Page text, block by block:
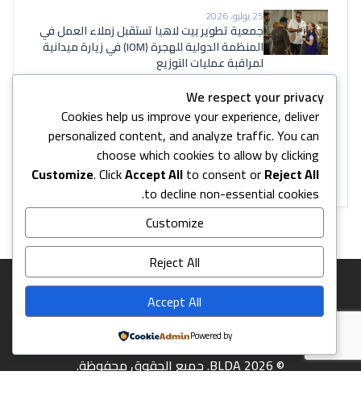
25 يوليو، 2026
جمعية تطوير بيت لاهيا تستقبل زملاء العمل في
المنظمة الدولية للهجرة (IOM) في زيارة ميدانية
لمراقبة عمليات التوزيع
توزيع طرود غذائية طارئة بتبرع كريم من المطبخ
المركزي العالمي
للنزوح بالشراكة مع (IOM)
© 2026 BLDA. جميع الحقوق محفوظة.
We respect your privacy
Cookies help us improve your experience, deliver
personalized content, and analyze traffic. You can
choose which cookies to allow by clicking
Customize. ClickAccept Allto consent orReject All
to decline non-essential cookies.
Customize
Reject All
Accept All
Powered by